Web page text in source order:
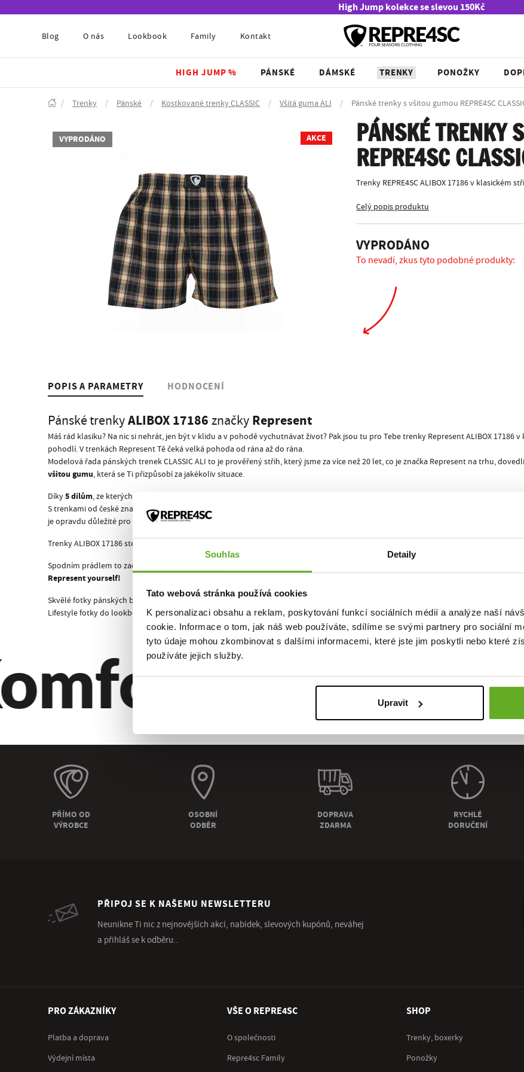
Souhlas Detaily
Tato webová stránka používá cookies
K personalizaci obsahu a reklam, poskytování funkcí sociálních médií a analýze naší
cookie. Informace o tom, jak náš web používáte, sdílíme se svými partnery pro sociální
tyto údaje mohou zkombinovat s dalšími informacemi, které jste jim poskytli nebo které
používáte jejich služby.
Upravit
High Jump kolekce se slevou 150Kč
Blog O nás Lookbook Family Kontakt
HIGH JUMP % PÁNSKÉ DÁMSKÉ TRENKY PONOŽKY
/ Trenky / Pánské / Kostkované trenky CLASSIC / Všitá guma ALI / Pánské trenky s všitou gumou REPRE4SC
VYPRODÁNO AKCE
PÁNSKÉ TRENKY
REPRE4SC
Trenky REPRE4SC ALIBOX 17186 v
Celý popis produktu
VYPRODÁNO
To nevadí, zkus tyto podobné produkty:
POPIS A PARAMETRY HODNOCENÍ
Pánské trenkyALIBOX 17186 značky Represent
Máš rád klasiku? Na nic si nehrát, jen být v klidu a v pohodě vychutnávat život? Pak jsou tu pro Tebe trenky Represent ALIBOX
pohodlí. V trenkách Represent Tě čeká velká pohoda od rána až do rána.
Modelová řada pánských trenek CLASSIC ALI to je prověřený střih, který jsme za více než 20 let, co je značka Represent na trhu,
všitou gumu, která se Ti přizpůsobí za jakékoliv situace.
Díky5 dílům, ze kterých jsou poskládány, se Ti už nikdy
S trenkami od české značky Represent máš zaručený úspěch! Konec trapné situaci, kdy dojde ke svlékání před kamarády nebo ještě
je opravdu důležité pro Tvé výkony i odpočinek, žádné jiné pánské trenky nabídnout nemohou…
Trenky ALIBOX 17186 stejně jako všechny ostatní pánské trenky Represent dostaneš ve stylové papírové pixle
Spodním prádlem to začíná!
Represent yourself!
Skvělé fotky pánských boxerek ALIBOX 17186 má na svědomí náš dvorní fotograf
Lifestyle fotky do lookbooku a doplňkové fotky trenek MIKE ALIBOX 17186 pro nás nafotili naši streetfoto parťáciOndra Duffeka
Kvalita.
PŘÍMO OD
VÝROBCE
OSOBNÍ
ODBĚR
DOPRAVA
ZDARMA
RYCHLÉ
DORUČENÍ
PŘIPOJ SE K NAŠEMU NEWSLETTERU
Neunikne Ti nic z nejnovějších akcí, nabídek, slevových kupónů, neváhej
a přihláš se k odběru..
PRO ZÁKAZNÍKY
Platba a doprava
Výdejní místa
VŠE O REPRE4SC
O společnosti
Repre4sc Family
SHOP
Trenky, boxerky
Ponožky